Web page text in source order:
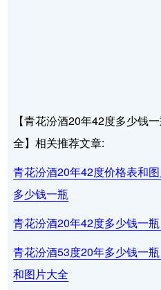
【青花汾酒20年42度多少钱
全】相关推荐文章:
青花汾酒20年42度价格表和
多少钱一瓶
青花汾酒20年42度多少钱一
青花汾酒53度20年多少钱一
和图片大全